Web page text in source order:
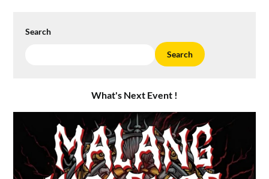
Search
Search
What's Next Event !